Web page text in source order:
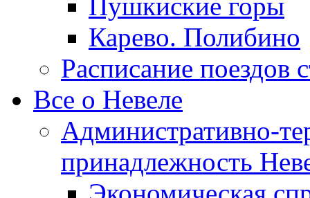
Карево. Полибино
Расписание поездов
Все о Невеле
Административно-
принадлежность